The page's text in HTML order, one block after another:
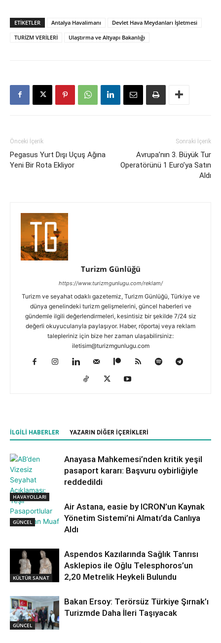
ETIKETLER Antalya Havalimanı
Devlet Hava Meydanları İşletmesi
TURİZM VERİLERİ
Ulaştırma ve Altyapı Bakanlığı
Önceki İçerik
Pegasus Yurt Dışı Uçuş Ağına
Yeni Bir Rota Ekliyor
Sonraki İçerik
Avrupa’nın 3. Büyük Tur
Operatörünü 1 Euro’ya Satın
Aldı
Turizm Günlüğü
https://www.turizmgunlugu.com/reklam/
Turizm ve seyahat odaklı gazetemiz, Turizm Günlüğü, Türkiye ve
dünya genelindeki turizm gelişmelerini, güncel haberleri ve
gündemle ilgili değerlendirmeleri, kesintisiz bir şekilde 7/24 siz
değerli okuyucularıyla paylaşıyor. Haber, röportaj veya reklam
talepleriniz için bize her zaman ulaşabilirsiniz:
iletisim@turizmgunlugu.com
İLGILI HABERLER YAZARIN DIĞER İÇERIKLERI
GÜNCEL
Anayasa Mahkemesi’nden kritik yeşil
pasaport kararı: Başvuru oybirliğiyle
reddedildi
HAVAYOLLARI
Air Astana, easie by ICRON’un Kaynak
Yönetim Sistemi’ni Almatı’da Canlıya
Aldı
KÜLTÜR SANAT
Aspendos Kazılarında Sağlık Tanrısı
Asklepios ile Oğlu Telesphoros’un
2,20 Metrelik Heykeli Bulundu
GÜNCEL
Bakan Ersoy: Terörsüz Türkiye Şırnak’ı
Turizmde Daha İleri Taşıyacak